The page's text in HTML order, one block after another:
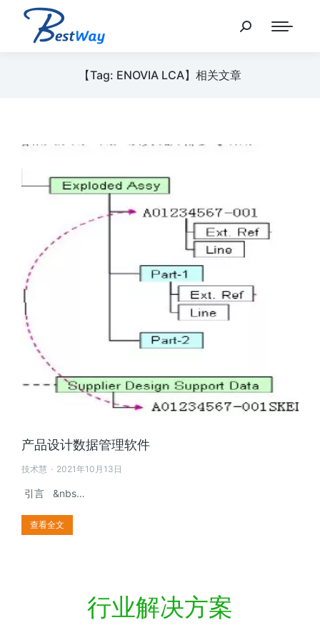
【Tag: ENOVIA LCA】相关文章
产品设计数据管理软件
技术慧 2021年10月13日
引言 &nbs…
查看全文
行业解决方案